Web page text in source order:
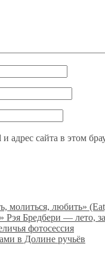
адрес сайта в этом
молиться, любить»
Рэя Бредбери — лето,
фотосессия
в Долине ручьёв